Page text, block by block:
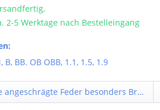
2-5 Werktage nach Bestelleingang
B, BB. OB OBB, 1.1, 1.5, 1.9